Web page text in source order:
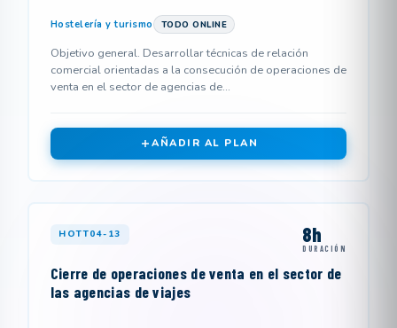
Hostelería y turismo TODO ONLINE
Objetivo general. Desarrollar técnicas de relación
comercial orientadas a la consecución de operaciones de
venta en el sector de agencias de...
AÑADIR AL PLAN
HOTT04-13 8h
DURACIÓN
Cierre de operaciones de venta en el sector de
las agencias de viajes